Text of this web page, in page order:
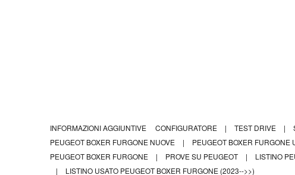
INFORMAZIONI AGGIUNTIVE CONFIGURATORE | TEST DRIVE |
PEUGEOT BOXER FURGONE NUOVE
| PEUGEOT BOXER FURGONE
PEUGEOT BOXER FURGONE
| PROVE SU PEUGEOT |
LISTINO
|
LISTINO USATO PEUGEOT BOXER FURGONE (2023-->>)